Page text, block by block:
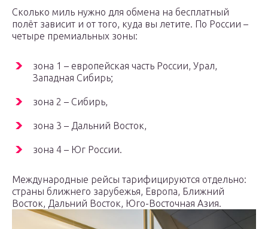
Сколько миль нужно для обмена на бесплатный
полёт зависит и от того, куда вы летите. По России –
четыре премиальных зоны:
зона 1 – европейская часть России, Урал,
Западная Сибирь;
зона 2 – Сибирь,
зона 3 – Дальний Восток,
зона 4 – Юг России.
Международные рейсы тарифицируются отдельно:
страны ближнего зарубежья, Европа, Ближний
Восток, Дальний Восток, Юго-Восточная Азия.